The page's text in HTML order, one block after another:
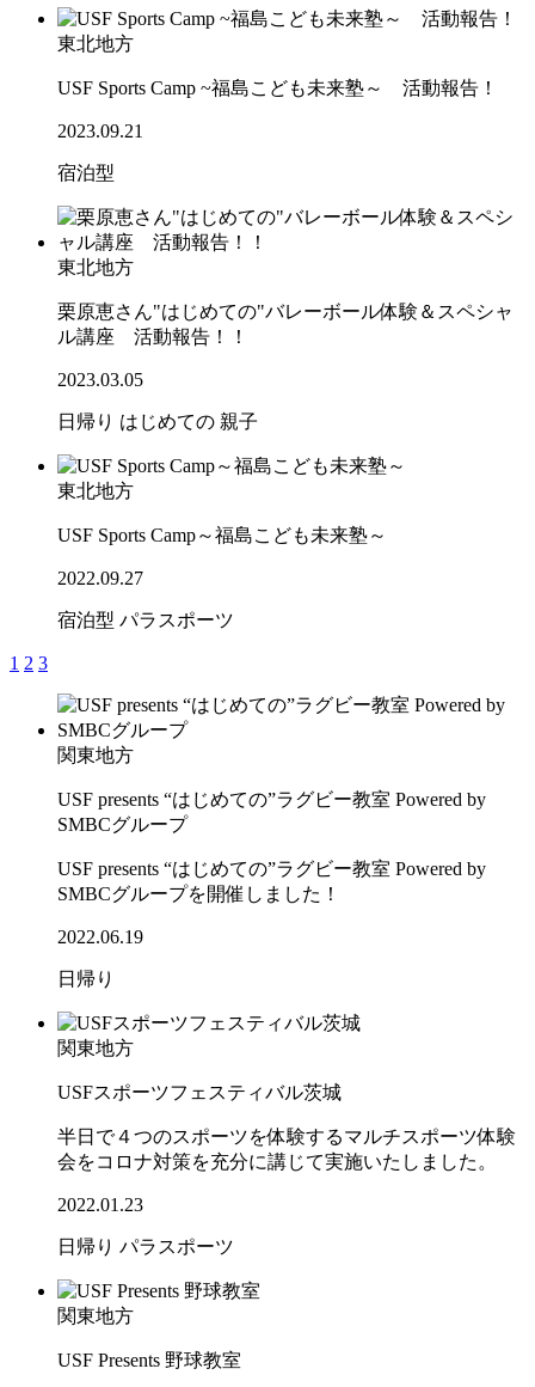
東北地方
USF Sports Camp ~福島こども未来塾～ 活動報告！
2023.09.21
宿泊型
東北地方
栗原恵さん"はじめての"バレーボール体験＆スペシャ
ル講座 活動報告！！
2023.03.05
日帰り はじめての 親子
東北地方
USF Sports Camp～福島こども未来塾～
2022.09.27
宿泊型 パラスポーツ
1 2 3
関東地方
USF presents “はじめての”ラグビー教室 Powered by
SMBCグループ
USF presents “はじめての”ラグビー教室 Powered by
SMBCグループを開催しました！
2022.06.19
日帰り
関東地方
USFスポーツフェスティバル茨城
半日で４つのスポーツを体験するマルチスポーツ体験
会をコロナ対策を充分に講じて実施いたしました。
2022.01.23
日帰り パラスポーツ
関東地方
USF Presents 野球教室